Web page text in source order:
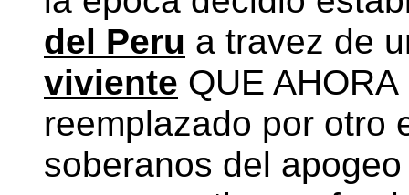
del Peru a travez de
viviente QUE
reemplazado por otro
soberanos del